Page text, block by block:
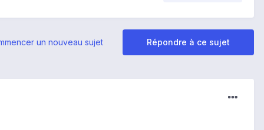
Répondre à ce sujet
un nouveau sujet